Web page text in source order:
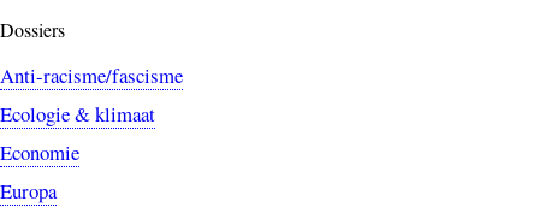
Dossiers
Anti-racisme/fascisme
Ecologie & klimaat
Economie
Europa